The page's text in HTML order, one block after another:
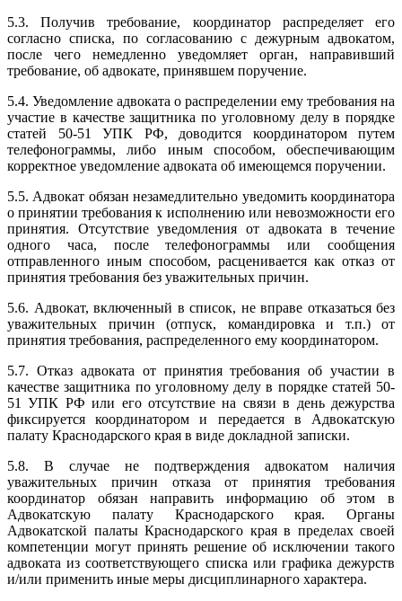
5.3. Получив требование, координатор распределяет его
согласно списка, по согласованию с дежурным адвокатом,
после чего немедленно уведомляет орган, направивший
требование, об адвокате, принявшем поручение.
5.4. Уведомление адвоката о распределении ему требования на
участие в качестве защитника по уголовному делу в порядке
статей 50-51 УПК РФ, доводится координатором путем
телефонограммы, либо иным способом, обеспечивающим
корректное уведомление адвоката об имеющемся поручении.
5.5. Адвокат обязан незамедлительно уведомить координатора
о принятии требования к исполнению или невозможности его
принятия. Отсутствие уведомления от адвоката в течение
одного часа, после телефонограммы или сообщения
отправленного иным способом, расценивается как отказ от
принятия требования без уважительных причин.
5.6. Адвокат, включенный в список, не вправе отказаться без
уважительных причин (отпуск, командировка и т.п.) от
принятия требования, распределенного ему координатором.
5.7. Отказ адвоката от принятия требования об участии в
качестве защитника по уголовному делу в порядке статей 50-
51 УПК РФ или его отсутствие на связи в день дежурства
фиксируется координатором и передается в Адвокатскую
палату Краснодарского края в виде докладной записки.
5.8. В случае не подтверждения адвокатом наличия
уважительных причин отказа от принятия требования
координатор обязан направить информацию об этом в
Адвокатскую палату Краснодарского края. Органы
Адвокатской палаты Краснодарского края в пределах своей
компетенции могут принять решение об исключении такого
адвоката из соответствующего списка или графика дежурств
и/или применить иные меры дисциплинарного характера.